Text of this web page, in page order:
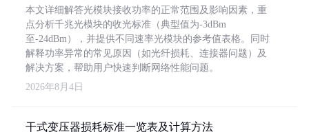
本文详细解答光模块接收功率的正常范围及影响因素，重
点分析千兆光模块的收光标准（典型值为-3dBm
至-24dBm），并提供不同速率光模块的参考值表格。同时
解释功率异常的常见原因（如光纤损耗、连接器问题）及
解决方案，帮助用户快速判断网络性能问题。
2026年8月4日
干式变压器损耗标准一览表及计算方法